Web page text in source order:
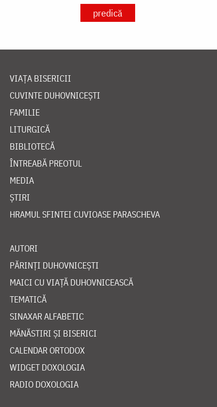
predică
VIAȚA BISERICII
CUVINTE DUHOVNICEȘTI
FAMILIE
LITURGICĂ
BIBLIOTECĂ
ÎNTREABĂ PREOTUL
MEDIA
ȘTIRI
HRAMUL SFINTEI CUVIOASE PARASCHEVA
AUTORI
PĂRINȚI DUHOVNICEȘTI
MAICI CU VIAȚĂ DUHOVNICEASCĂ
TEMATICĂ
SINAXAR ALFABETIC
MĂNĂSTIRI ȘI BISERICI
CALENDAR ORTODOX
WIDGET DOXOLOGIA
RADIO DOXOLOGIA